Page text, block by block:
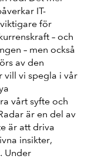
IT-
för
– och
– men också
av den
vill vi spegla i vår
vårt syfte och
är en del av
är att driva
insikter,
Under